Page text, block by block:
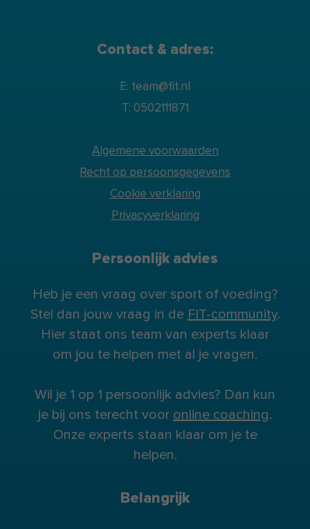
Contact & adres:
E: team@fit.nl
T: 0502111871
Algemene voorwaarden
Recht op persoonsgegevens
Cookie verklaring
Privacyverklaring
Persoonlijk advies
Heb je een vraag over sport of voeding?
Stel dan jouw vraag in de FIT-community.
Hier staat ons team van experts klaar
om jou te helpen met al je vragen.
Wil je 1 op 1 persoonlijk advies? Dan kun
je bij ons terecht voor online coaching.
Onze experts staan klaar om je te
helpen.
Belangrijk